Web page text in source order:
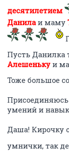
десятилетием
Данилаи маму
Пусть Данилка
Алешеньку и
Тоже большое
умений и
Даша! Кирочку
умнички, так